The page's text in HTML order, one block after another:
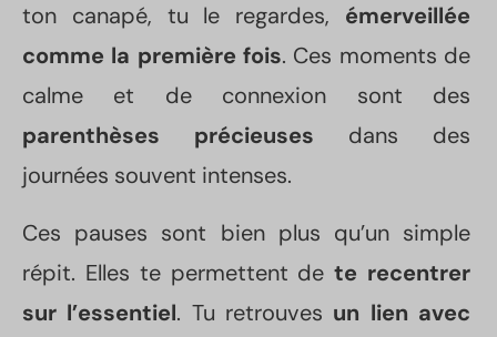
ton canapé, tu le regardes, émerveillée
comme la première fois. Ces moments de
calme et de connexion sont des
parenthèses précieuses dans des
journées souvent intenses.
Ces pauses sont bien plus qu’un simple
répit. Elles te permettent dete recentrer
sur l’essentiel. Tu retrouves un lien avec